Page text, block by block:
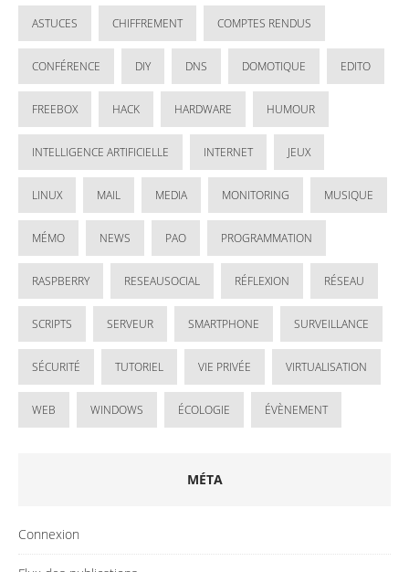
ASTUCES CHIFFREMENT COMPTES RENDUS
CONFÉRENCE DIY DNS DOMOTIQUE EDITO
FREEBOX HACK HARDWARE HUMOUR
INTELLIGENCE ARTIFICIELLE INTERNET JEUX
LINUX MAIL MEDIA MONITORING MUSIQUE
MÉMO NEWS PAO PROGRAMMATION
RASPBERRY RESEAUSOCIAL RÉFLEXION RÉSEAU
SCRIPTS SERVEUR SMARTPHONE SURVEILLANCE
SÉCURITÉ TUTORIEL VIE PRIVÉE VIRTUALISATION
WEB WINDOWS ÉCOLOGIE ÉVÈNEMENT
MÉTA
Connexion